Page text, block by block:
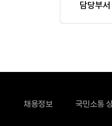
담당자
담당부서
채용정보 국민소통